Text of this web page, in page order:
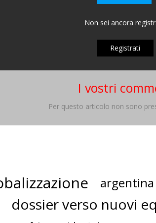
Non sei ancora
Registrati
I vostri
Per questo articolo non sono
argentina
dossier verso nuovi